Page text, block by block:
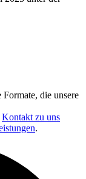
die unsere
Kontakt zu uns
.